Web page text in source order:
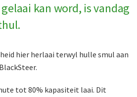
kan word, is vandag
hier herlaai terwyl hulle smul aan
tot 80% kapasiteit laai. Dit